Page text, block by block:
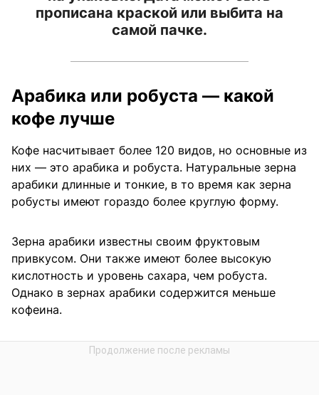
прописана краской или выбита на
самой пачке.
Арабика или робуста — какой
кофе лучше
Кофе насчитывает более 120 видов, но основные из
них — это арабика и робуста. Натуральные зерна
арабики длинные и тонкие, в то время как зерна
робусты имеют гораздо более круглую форму.
Зерна арабики известны своим фруктовым
привкусом. Они также имеют более высокую
кислотность и уровень сахара, чем робуста.
Однако в зернах арабики содержится меньше
кофеина.